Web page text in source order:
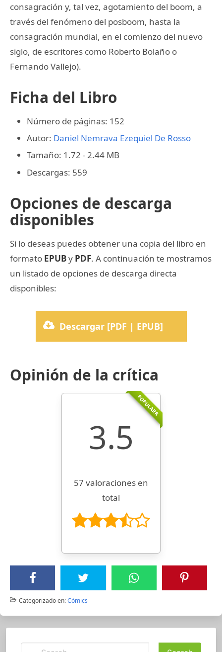
consagración y, tal vez, agotamiento del boom, a
través del fenómeno del posboom, hasta la
consagración mundial, en el comienzo del nuevo
siglo, de escritores como Roberto Bolaño o
Fernando Vallejo).
Ficha del Libro
Número de páginas: 152
Autor: Daniel Nemrava Ezequiel De Rosso
Tamaño: 1.72 - 2.44 MB
Descargas: 559
Opciones de descarga
disponibles
Si lo deseas puedes obtener una copia del libro en
formato EPUBy PDF. A continuación te mostramos
un listado de opciones de descarga directa
disponibles:
Descargar [PDF | EPUB]
Opinión de la crítica
POPULARR
3.5
57 valoraciones en
total
Categorizado en:Cómics